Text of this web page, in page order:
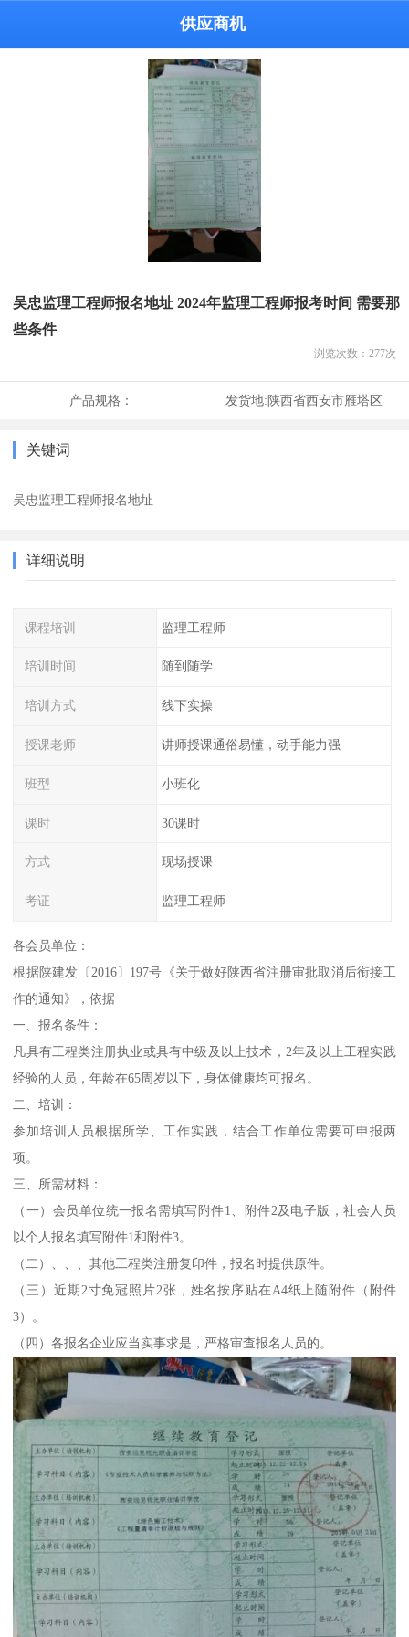
供应商机
吴忠监理工程师报名地址 2024年监理工程师报考时间 需要那
些条件
浏览次数： 277次
产品规格： 发货地:陕西省西安市雁塔区
关键词
吴忠监理工程师报名地址
详细说明
课程培训 监理工程师
培训时间 随到随学
培训方式 线下实操
授课老师 讲师授课通俗易懂，动手能力强
班型 小班化
课时 30课时
方式 现场授课
考证 监理工程师
各会员单位：
根据陕建发〔2016〕197号《关于做好陕西省注册审批取消后衔接工
作的通知》，依据
一、报名条件：
凡具有工程类注册执业或具有中级及以上技术，2年及以上工程实践
经验的人员，年龄在65周岁以下，身体健康均可报名。
二、培训：
参加培训人员根据所学、工作实践，结合工作单位需要可申报两
项。
三、所需材料：
（一）会员单位统一报名需填写附件1、附件2及电子版，社会人员
以个人报名填写附件1和附件3。
（二）、、、其他工程类注册复印件，报名时提供原件。
（三）近期2寸免冠照片2张，姓名按序贴在A4纸上随附件（附件
3）。
（四）各报名企业应当实事求是，严格审查报名人员的。